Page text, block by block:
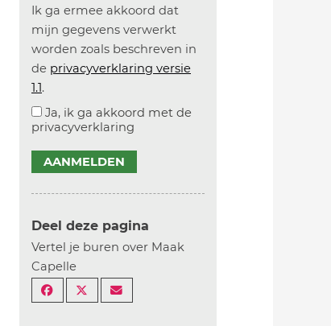
Ik ga ermee akkoord dat
mijn gegevens verwerkt
worden zoals beschreven in
de privacyverklaring versie
1.1.
Ja, ik ga akkoord met de
privacyverklaring
AANMELDEN
Deel deze pagina
Vertel je buren over Maak
Capelle